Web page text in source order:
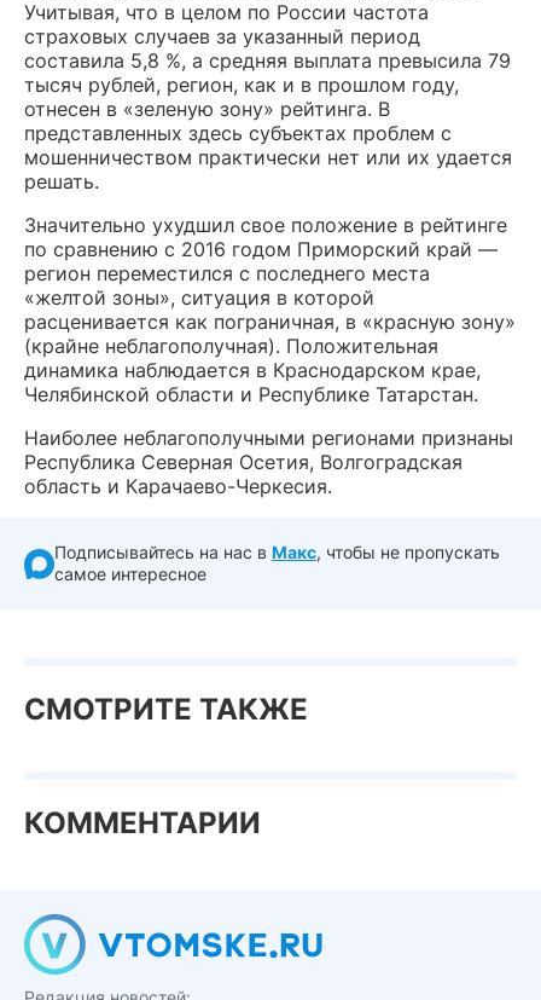
Учитывая, что в целом по России частота
страховых случаев за указанный период
составила 5,8 %, а средняя выплата превысила 79
тысяч рублей, регион, как и в прошлом году,
отнесен в «зеленую зону» рейтинга. В
представленных здесь субъектах проблем с
мошенничеством практически нет или их удается
решать.
Значительно ухудшил свое положение в рейтинге
по сравнению с 2016 годом Приморский край —
регион переместился с последнего места
«желтой зоны», ситуация в которой
расценивается как пограничная, в «красную зону»
(крайне неблагополучная). Положительная
динамика наблюдается в Краснодарском крае,
Челябинской области и Республике Татарстан.
Наиболее неблагополучными регионами признаны
Республика Северная Осетия, Волгоградская
область и Карачаево-Черкесия.
Подписывайтесь на нас в Макс, чтобы не пропускать
самое интересное
СМОТРИТЕ ТАКЖЕ
КОММЕНТАРИИ